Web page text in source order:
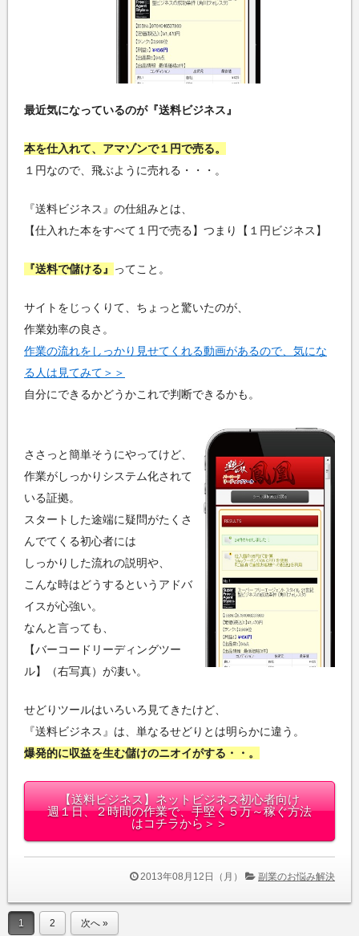
最近気になっているのが『送料ビジネス』
本を仕入れて、アマゾンで１円で売る。
１円なので、飛ぶように売れる・・・。
『送料ビジネス』の仕組みとは、
【仕入れた本をすべて１円で売る】つまり【１円ビジネス】
『送料で儲ける』 ってこと。
サイトをじっくりて、ちょっと驚いたのが、
作業効率の良さ。
作業の流れをしっかり見せてくれる動画があるので、気にな
る人は見てみて＞＞
自分にできるかどうかこれで判断できるかも。
ささっと簡単そうにやってけど、
作業がしっかりシステム化されて
いる証拠。
スタートした途端に疑問がたくさ
んでてくる初心者には
しっかりした流れの説明や、
こんな時はどうするというアドバ
イスが心強い。
なんと言っても、
【バーコードリーディングツー
ル】（右写真）が凄い。
せどりツールはいろいろ見てきたけど、
『送料ビジネス』は、単なるせどりとは明らかに違う。
爆発的に収益を生む儲けのニオイがする・・。
【送料ビジネス】ネットビジネス初心者向け
週１日、２時間の作業で、手堅く５万～稼ぐ方法
はコチラから＞＞
2013年08月12日（月） 副業のお悩み解決
1 2 次へ »